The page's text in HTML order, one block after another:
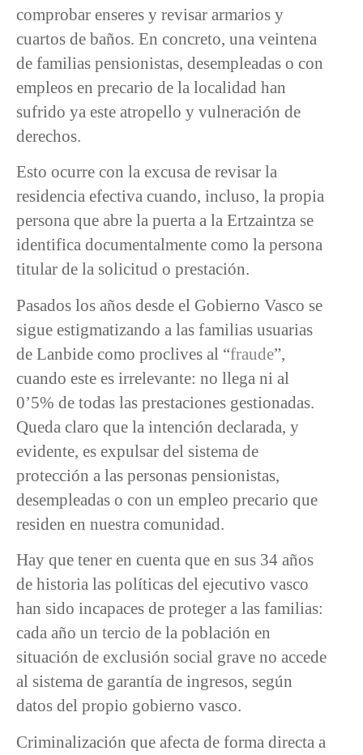
comprobar enseres y revisar armarios y
cuartos de baños. En concreto, una veintena
de familias pensionistas, desempleadas o con
empleos en precario de la localidad han
sufrido ya este atropello y vulneración de
derechos.
Esto ocurre con la excusa de revisar la
residencia efectiva cuando, incluso, la propia
persona que abre la puerta a la Ertzaintza se
identifica documentalmente como la persona
titular de la solicitud o prestación.
Pasados los años desde el Gobierno Vasco se
sigue estigmatizando a las familias usuarias
de Lanbide como proclives al “fraude”,
cuando este es irrelevante: no llega ni al
0’5% de todas las prestaciones gestionadas.
Queda claro que la intención declarada, y
evidente, es expulsar del sistema de
protección a las personas pensionistas,
desempleadas o con un empleo precario que
residen en nuestra comunidad.
Hay que tener en cuenta que en sus 34 años
de historia las políticas del ejecutivo vasco
han sido incapaces de proteger a las familias:
cada año un tercio de la población en
situación de exclusión social grave no accede
al sistema de garantía de ingresos, según
datos del propio gobierno vasco.
Criminalización que afecta de forma directa a